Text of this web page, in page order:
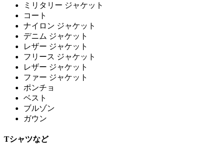
ミリタリー ジャケット
コート
ナイロン ジャケット
デニム ジャケット
レザー ジャケット
フリース ジャケット
レザー ジャケット
ファー ジャケット
ポンチョ
ベスト
ブルゾン
ガウン
Tシャツなど